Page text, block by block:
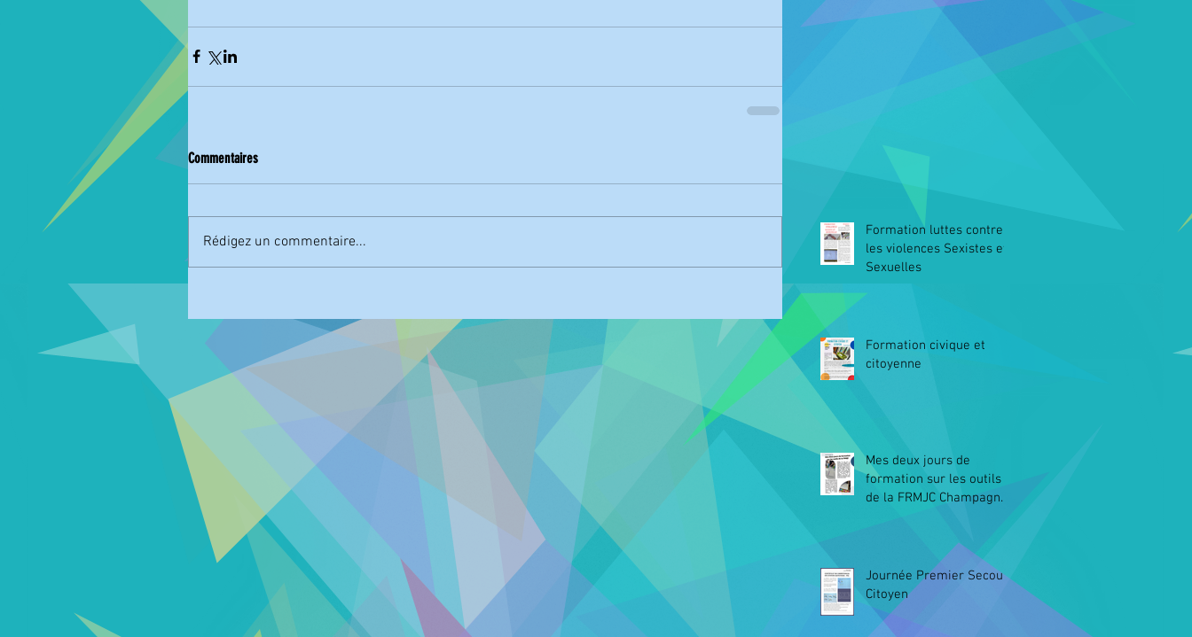
Commentaires
Rédigez un commentaire...
Formation luttes contre
les violences Sexistes et
Sexuelles
Formation civique et
citoyenne
Mes deux jours de
formation sur les outils
de la FRMJC Champagne-
Journée Premier Secours
Citoyen